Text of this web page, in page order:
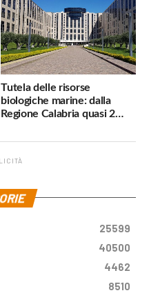
Tutela delle risorse
biologiche marine: dalla
Regione Calabria quasi 2
25599
40500
4462
8510